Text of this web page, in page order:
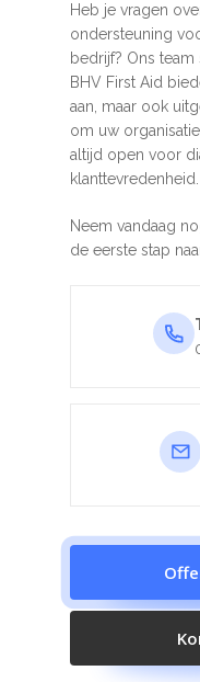
Heb je vragen
ondersteuning
bedrijf? Ons team
BHV First Aid
aan, maar ook
om uw
altijd open voor
klanttevredenheid.
Neem vandaag
de eerste stap